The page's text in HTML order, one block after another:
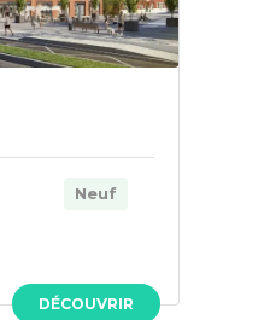
DÉCOUVRIR
Neuf